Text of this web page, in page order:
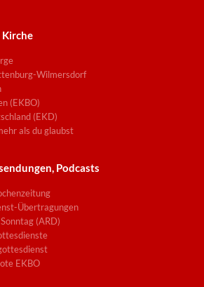
Kirche
Wilmersdorf
(EKBO)
(EKD)
als du glaubst
Podcasts
Übertragungen
(ARD)
EKBO